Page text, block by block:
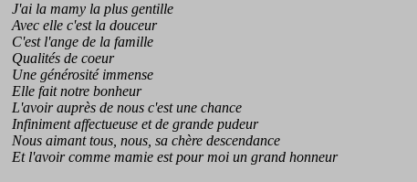
J'ai la mamy la plus gentille
Avec elle c'est la douceur
C'est l'ange de la famille
Qualités de coeur
Une générosité immense
Elle fait notre bonheur
L'avoir auprès de nous c'est une chance
Infiniment affectueuse et de grande pudeur
Nous aimant tous, nous, sa chère descendance
Et l'avoir comme mamie est pour moi un grand honneur